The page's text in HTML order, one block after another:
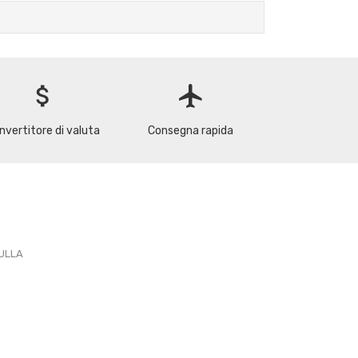
attach_money
di valuta
flight
Consegna rapida